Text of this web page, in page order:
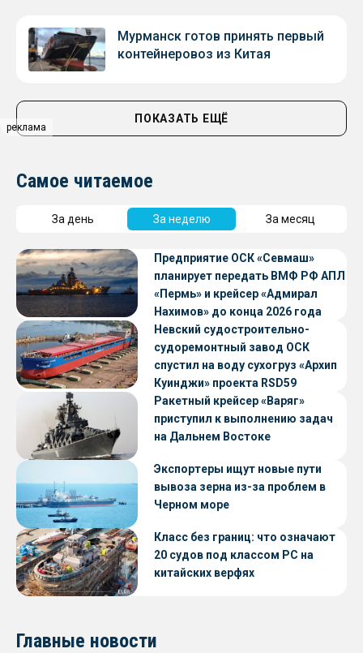
реклама
Мурманск готов принять первый
контейнеровоз из Китая
ПОКАЗАТЬ ЕЩЁ
Самое читаемое
За день За неделю За месяц
Предприятие ОСК «Севмаш»
планирует передать ВМФ РФ АПЛ
«Пермь» и крейсер «Адмирал
Нахимов» до конца 2026 года
Невский судостроительно-
судоремонтный завод ОСК
спустил на воду сухогруз «Архип
Куинджи» проекта RSD59
Ракетный крейсер «Варяг»
приступил к выполнению задач
на Дальнем Востоке
Экспортеры ищут новые пути
вывоза зерна из-за проблем в
Черном море
Класс без границ: что означают
20 судов под классом РС на
китайских верфях
Главные новости